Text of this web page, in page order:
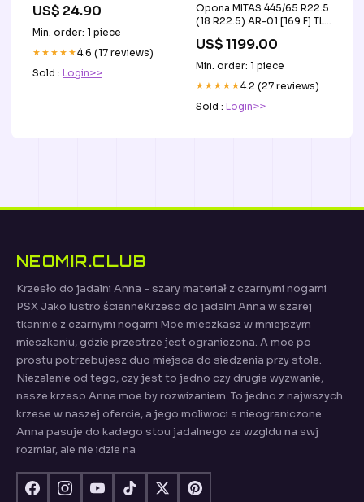
US$ 24.90
Min. order: 1 piece
★★★★★4.6 (17 reviews)
Sold : Login>>
Opona MITAS 445/65 R22.5
(18 R22.5) AR-01 [169 F] TL
US$ 1199.00
Min. order: 1 piece
★★★★★4.2 (27 reviews)
Sold : Login>>
NEOMIR.CLUB
Krzesło do jadalni Anna - szary materiał z czarnymi nogami
PSX Jako lustro ścienneKrzeso do jadalni Anna w szarej
tkaninie z czarnymi nogami Moe mieszkasz w mniejszym
mieszkaniu, gdzie przestrze jest ograniczona. A moe po
prostu potrzebujesz duo miejsca do siedzenia przy stole.
Niezalenie od tego, czy jest to jedno czy drugie wyzwanie,
nasze krzeso Anna moe by rozwizaniem. To jedno z najwszych
krzese w naszej ofercie, a jego moliwoci s nieograniczone.
Anna pasuje do kadego stou jadalnego ze wzgldu na swj
rozmiar, ale nie idzie na